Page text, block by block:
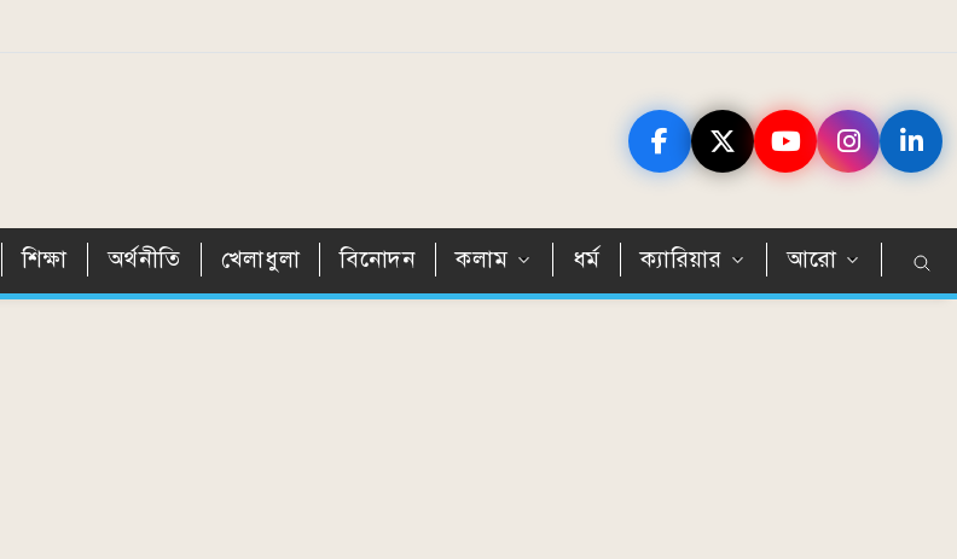
শিক্ষা অর্থনীতি খেলাধুলা বিনোদন কলাম ধর্ম ক্যারিয়ার আরো